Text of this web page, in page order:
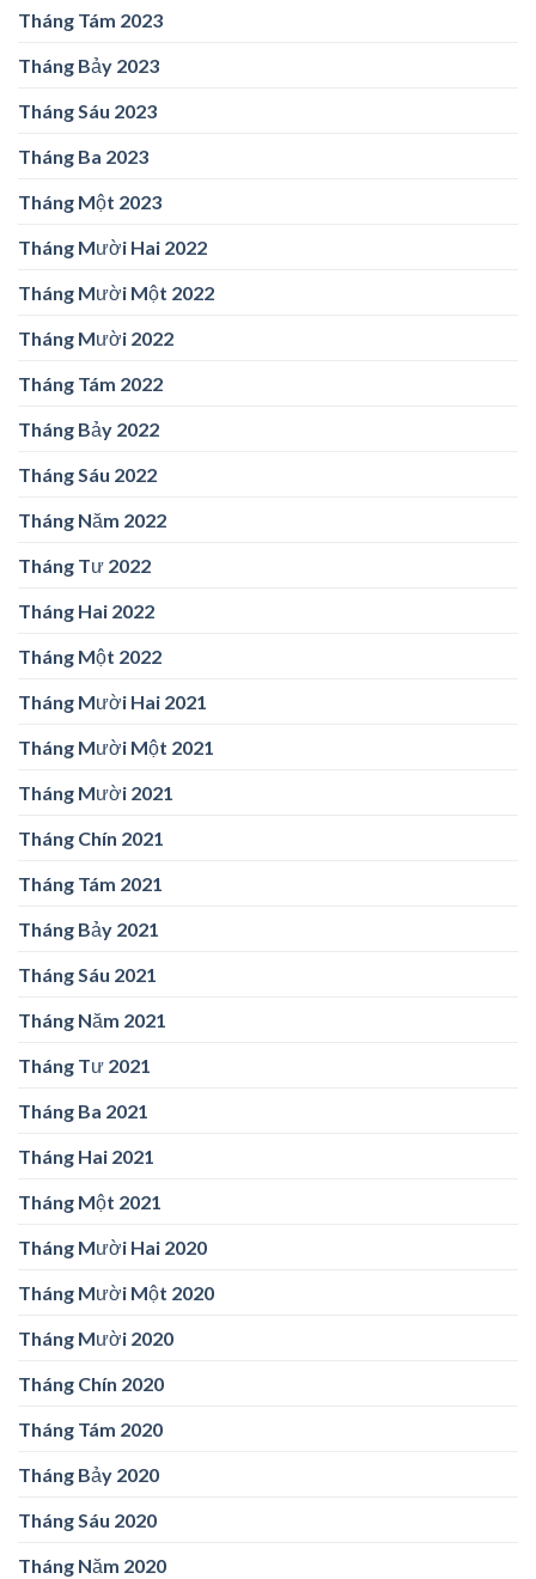
Tháng Tám 2023
Tháng Bảy 2023
Tháng Sáu 2023
Tháng Ba 2023
Tháng Một 2023
Tháng Mười Hai 2022
Tháng Mười Một 2022
Tháng Mười 2022
Tháng Tám 2022
Tháng Bảy 2022
Tháng Sáu 2022
Tháng Năm 2022
Tháng Tư 2022
Tháng Hai 2022
Tháng Một 2022
Tháng Mười Hai 2021
Tháng Mười Một 2021
Tháng Mười 2021
Tháng Chín 2021
Tháng Tám 2021
Tháng Bảy 2021
Tháng Sáu 2021
Tháng Năm 2021
Tháng Tư 2021
Tháng Ba 2021
Tháng Hai 2021
Tháng Một 2021
Tháng Mười Hai 2020
Tháng Mười Một 2020
Tháng Mười 2020
Tháng Chín 2020
Tháng Tám 2020
Tháng Bảy 2020
Tháng Sáu 2020
Tháng Năm 2020